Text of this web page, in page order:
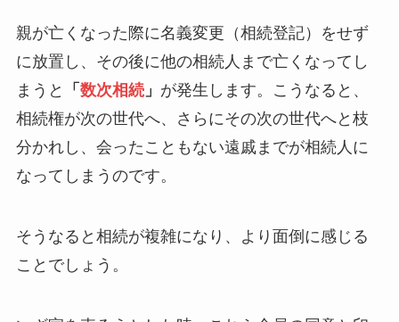
親が亡くなった際に名義変更（相続登記）をせず
に放置し、その後に他の相続人まで亡くなってし
まうと
「 数次相続」 が発生します。こうなると、
相続権が次の世代へ、さらにその次の世代へと枝
分かれし、会ったこともない遠戚までが相続人に
なってしまうのです。
そうなると相続が複雑になり、より面倒に感じる
ことでしょう。